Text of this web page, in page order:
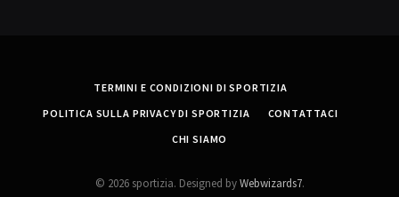
TERMINI E CONDIZIONI DI SPORTIZIA
POLITICA SULLA PRIVACY DI SPORTIZIA
CONTATTACI
CHI SIAMO
© 2026 sportizia. Designed byWebwizards7.